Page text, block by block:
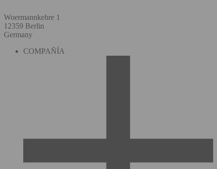
Woermannkehre 1
12359 Berlin
Germany
COMPAÑÍA